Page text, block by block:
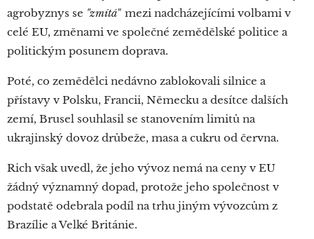
agrobyznys se "zmítá" mezi nadcházejícími volbami v
celé EU, změnami ve společné zemědělské politice a
politickým posunem doprava.
Poté, co zemědělci nedávno zablokovali silnice a
přístavy v Polsku, Francii, Německu a desítce dalších
zemí, Brusel souhlasil se stanovením limitů na
ukrajinský dovoz drůbeže, masa a cukru od června.
Rich však uvedl, že jeho vývoz nemá na ceny v EU
žádný významný dopad, protože jeho společnost v
podstatě odebrala podíl na trhu jiným vývozcům z
Brazílie a Velké Británie.